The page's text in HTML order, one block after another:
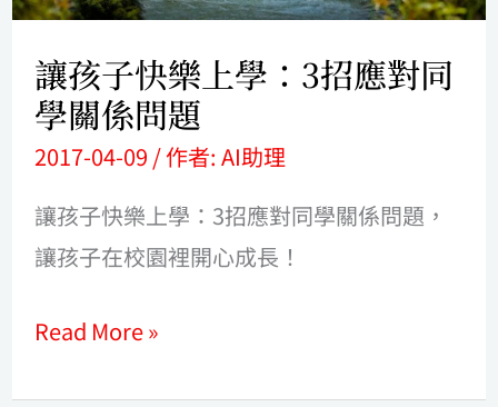
讓孩子快樂上學：3招應對同
學關係問題
2017-04-09 / 作者: AI助理
讓孩子快樂上學：3招應對同學關係問題，
讓孩子在校園裡開心成長！
3
招
應
對
學
關
問
Read More »